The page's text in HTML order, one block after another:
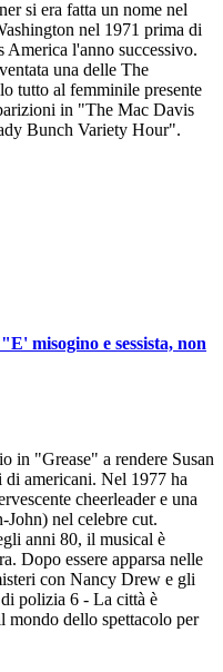
si era fatta un nome nel
nel 1971 prima di
America l'anno successivo.
una delle The
tutto al femminile presente
in "The Mac Davis
Bunch Variety Hour".
misogino e sessista, non
in "Grease" a rendere Susan
americani. Nel 1977 ha
cheerleader e una
nel celebre cut.
anni 80, il musical è
Dopo essere apparsa nelle
con Nancy Drew e gli
polizia 6 - La città è
mondo dello spettacolo per